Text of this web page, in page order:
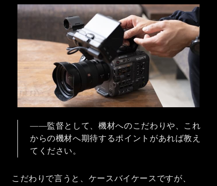
――監督として、機材へのこだわりや、これ
からの機材へ期待するポイントがあれば教え
てください。
こだわりで言うと、ケースバイケースですが、